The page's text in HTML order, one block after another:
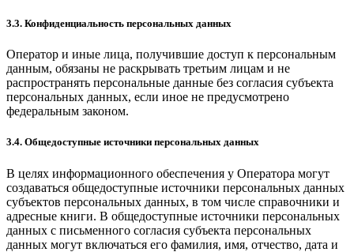
3.3. Конфиденциальность персональных данных
Оператор и иные лица, получившие доступ к персональным
данным, обязаны не раскрывать третьим лицам и не
распространять персональные данные без согласия субъекта
персональных данных, если иное не предусмотрено
федеральным законом.
3.4. Общедоступные источники персональных данных
В целях информационного обеспечения у Оператора могут
создаваться общедоступные источники персональных данных
субъектов персональных данных, в том числе справочники и
адресные книги. В общедоступные источники персональных
данных с письменного согласия субъекта персональных
данных могут включаться его фамилия, имя, отчество, дата и